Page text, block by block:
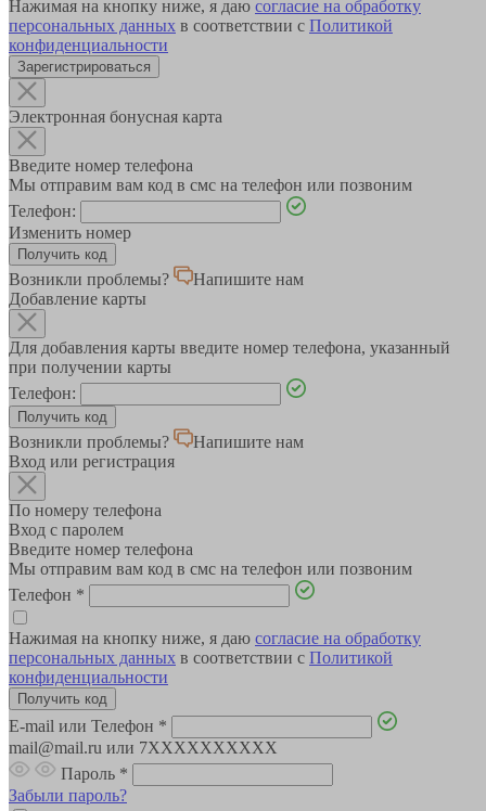
Нажимая на кнопку ниже, я даю согласие на обработку
персональных данных в соответствии с Политикой
конфиденциальности
Зарегистрироваться
Электронная бонусная карта
Введите номер телефона
Мы отправим вам код в смс на телефон или позвоним
Телефон:
Изменить номер
Возникли проблемы?
Напишите нам
Добавление карты
Для добавления карты введите номер телефона, указанный
при получении карты
Телефон:
Возникли проблемы?
Напишите нам
Вход или регистрация
По номеру телефона
Вход с паролем
Введите номер телефона
Мы отправим вам код в смс на телефон или позвоним
Телефон *
Нажимая на кнопку ниже, я даю согласие на обработку
персональных данных в соответствии с Политикой
конфиденциальности
E-mail или Телефон *
mail@mail.ru или 7XXXXXXXXXX
Пароль *
Забыли пароль?